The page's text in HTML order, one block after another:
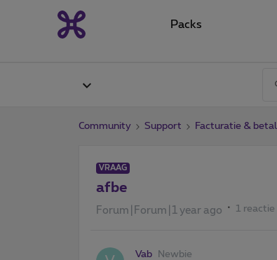
Packs
Community Support Facturatie &
VRAAG
afbe
Forum|Forum|1 year ago 1 reactie
Vab Newbie